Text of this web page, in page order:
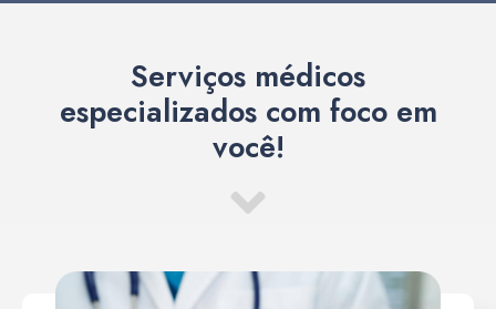
Serviços médicos
especializados com foco em
você!